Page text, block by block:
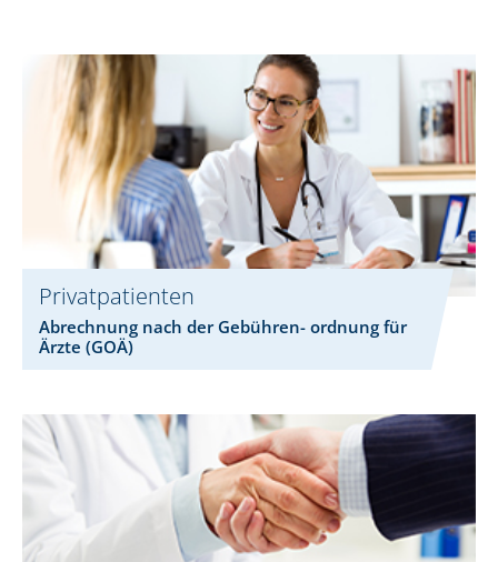
Privatpatienten
Abrechnung nach der Gebühren- ordnung für
Ärzte (GOÄ)